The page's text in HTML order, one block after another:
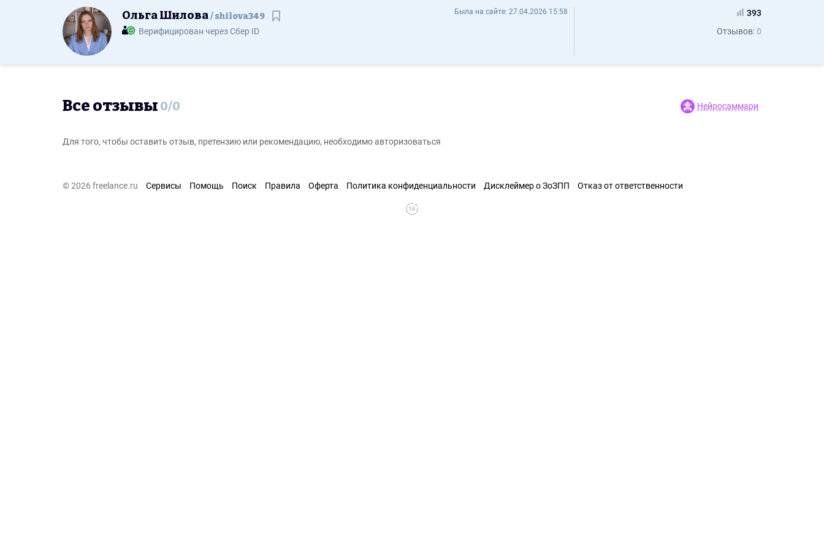
Ольга Шилова shilova349 - Отзывы
Была на сайте: 27.04.2026 15:58
Ольга Шилова shilova349
Верифицирован через Сбер ID
393
Отзывов: 0
Все отзывы 0/0 Нейросаммари
Для того, чтобы оставить отзыв, претензию или рекомендацию, необходимо авторизоваться
© 2026 freelance.ru Сервисы Помощь Поиск Правила Оферта Политика конфиденциальности Дисклеймер о ЗоЗПП Отказ от ответственности